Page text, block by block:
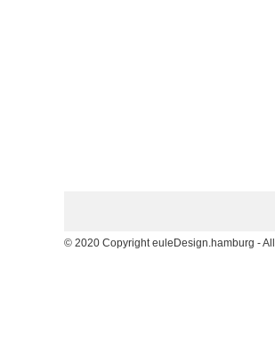
© 2020 Copyright euleDesign.hamburg -